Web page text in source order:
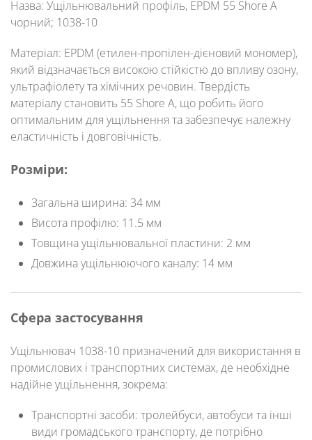
Назва: Ущільнювальний профіль, EPDM 55 Shore A
чорний; 1038-10
Матеріал: EPDM (етилен-пропілен-дієновий мономер),
який відзначається високою стійкістю до впливу озону,
ультрафіолету та хімічних речовин. Твердість
матеріалу становить 55 Shore A, що робить його
оптимальним для ущільнення та забезпечує належну
еластичність і довговічність.
Розміри:
Загальна ширина: 34 мм
Висота профілю: 11.5 мм
Товщина ущільнювальної пластини: 2 мм
Довжина ущільнюючого каналу: 14 мм
Сфера застосування
Ущільнювач 1038-10 призначений для використання в
промислових і транспортних системах, де необхідне
надійне ущільнення, зокрема:
Транспортні засоби: тролейбуси, автобуси та інші
види громадського транспорту, де потрібно